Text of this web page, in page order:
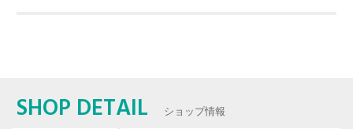
SHOP DETAIL ショップ情報